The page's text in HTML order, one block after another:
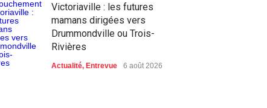
Victoriaville : les futures
mamans dirigées vers
Drummondville ou Trois-
Rivières
Actualité, Entrevue 6 août 2026